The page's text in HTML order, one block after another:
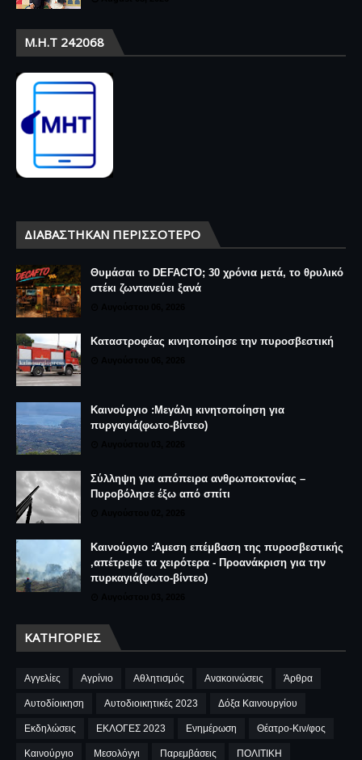
Μ.Η.Τ 242068
ΔΙΑΒΆΣΤΗΚΑΝ ΠΕΡΙΣΣΌΤΕΡΟ
Θυμάσαι το DEFACTO; 30 χρόνια μετά, το θρυλικό
στέκι ζωντανεύει ξανά
Καταστροφέας κινητοποίησε την πυροσβεστική
Καινούργιο :Μεγάλη κινητοποίηση για
πυργαγιά(φωτο-βίντεο)
Σύλληψη για απόπειρα ανθρωποκτονίας –
Πυροβόλησε έξω από σπίτι
Καινούργιο :Άμεση επέμβαση της πυροσβεστικής
,απέτρεψε τα χειρότερα - Προανάκριση για την
πυρκαγιά(φωτο-βίντεο)
ΚΑΤΗΓΟΡΊΕΣ
Αγγελίες Αγρίνιο Αθλητισμός Ανακοινώσεις Άρθρα
Αυτοδίοικηση Αυτοδιοικητικές 2023 Δόξα Καινουργίου
Εκδηλώσεις ΕΚΛΟΓΕΣ 2023 Ενημέρωση Θέατρο-Κιν/φος
Καινούργιο Μεσολόγγι Παρεμβάσεις ΠΟΛΙΤΙΚΗ